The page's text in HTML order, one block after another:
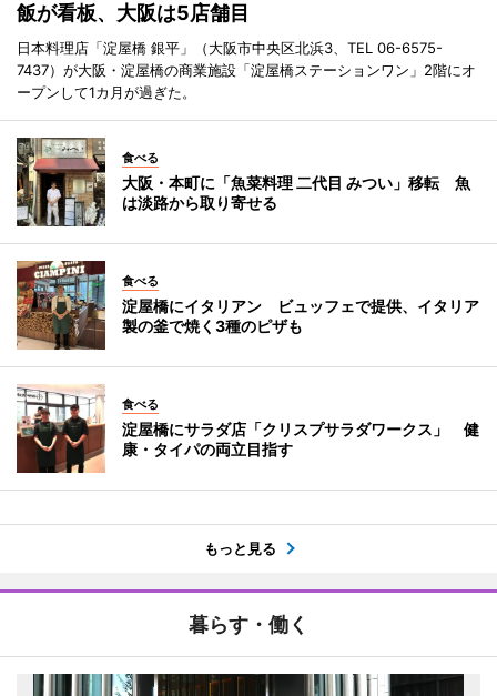
飯が看板、大阪は5店舗目
日本料理店「淀屋橋 銀平」（大阪市中央区北浜3、TEL 06-6575-
7437）が大阪・淀屋橋の商業施設「淀屋橋ステーションワン」2階にオ
ープンして1カ月が過ぎた。
食べる
大阪・本町に「魚菜料理 二代目 みつい」移転 魚
は淡路から取り寄せる
食べる
淀屋橋にイタリアン ビュッフェで提供、イタリア
製の釜で焼く3種のピザも
食べる
淀屋橋にサラダ店「クリスプサラダワークス」 健
康・タイパの両立目指す
もっと見る
暮らす・働く